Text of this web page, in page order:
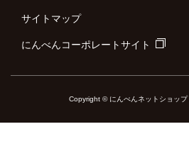
サイトマップ
にんべんコーポレートサイト
Copyright © にんべんネットショップ